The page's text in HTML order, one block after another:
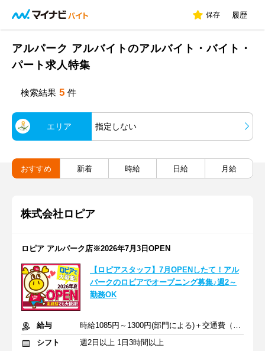
保存 履歴
アルパーク アルバイトのアルバイト・バイト・
パート求人特集
検索結果 5 件
エリア 指定しない
おすすめ 新着 時給 日給 月給
株式会社ロピア
ロピア アルパーク店※2026年7月3日OPEN
【ロピアスタッフ】7月OPENしたて！アル
パークのロピアでオープニング募集♪週2～
勤務OK
給与
時給1085円～1300円(部門による)＋交通費（社内規定）
シフト
週2日以上 1日3時間以上